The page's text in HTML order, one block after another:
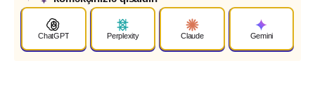
ChatGPT Perplexity Claude Gemini